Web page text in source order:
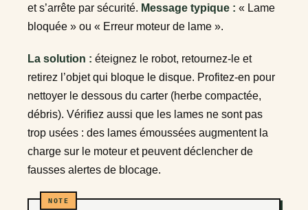
et s’arrête par sécurité. Message typique : « Lame
bloquée » ou « Erreur moteur de lame ».
La solution : éteignez le robot, retournez-le et
retirez l’objet qui bloque le disque. Profitez-en pour
nettoyer le dessous du carter (herbe compactée,
débris). Vérifiez aussi que les lames ne sont pas
trop usées : des lames émoussées augmentent la
charge sur le moteur et peuvent déclencher de
fausses alertes de blocage.